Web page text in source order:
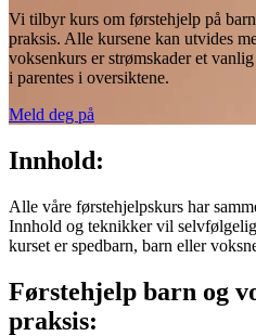
Vi tilbyr kurs om førstehjelp på
praksis. Alle kursene kan utvides
voksenkurs er strømskader et
i parentes i oversiktene.
Meld deg på
Innhold:
Alle våre førstehjelpskurs har
Innhold og teknikker vil
kurset er spedbarn, barn eller
Førstehjelp barn og
praksis: